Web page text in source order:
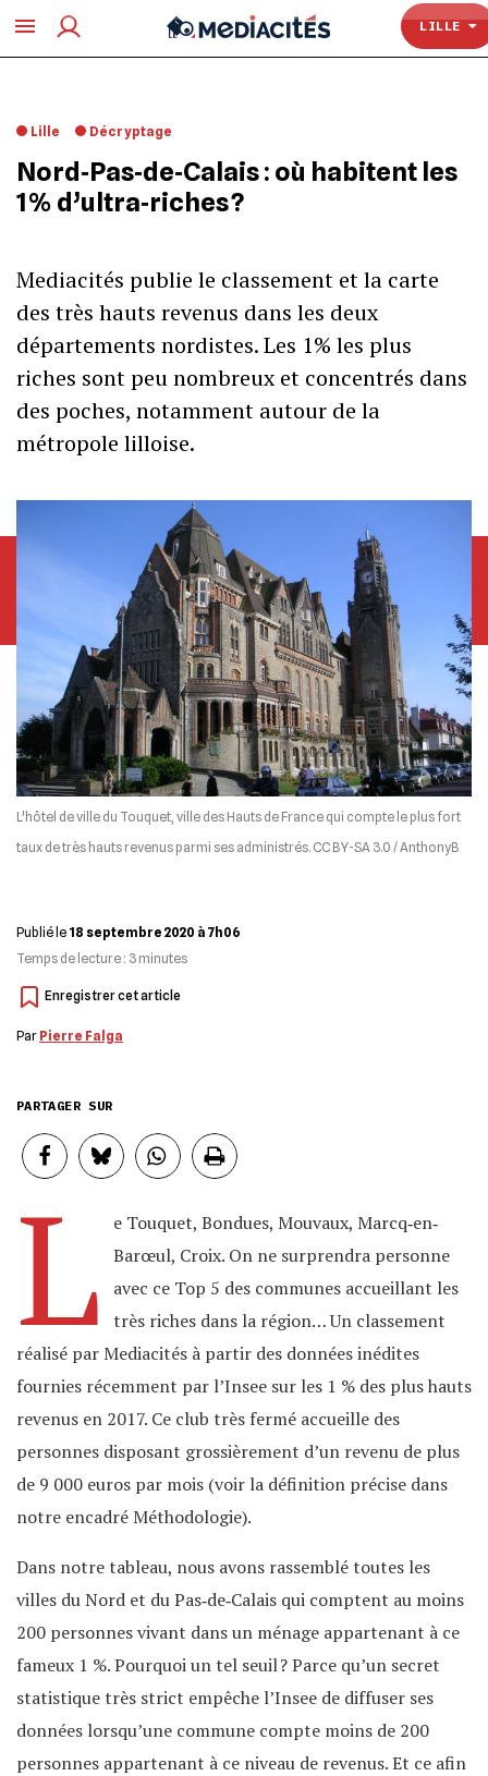
LILLE
TOULOUSE
Lille Décryptage
Nord‐Pas‐de‐Calais : où habitent les
1% d’ultra‐riches ?
Mediacités publie le classement et la carte
des très hauts revenus dans les deux
départements nordistes. Les 1% les plus
riches sont peu nombreux et concentrés dans
des poches, notamment autour de la
métropole lilloise.
L'hôtel de ville du Touquet, ville des Hauts de France qui compte le plus fort
taux de très hauts revenus parmi ses administrés. CC BY-SA 3.0 / AnthonyB
L
e Touquet, Bondues, Mouvaux, Marcq‐en‐
Barœul, Croix. On ne surprendra personne
avec ce Top 5 des communes accueillant les
très riches dans la région… Un classement
réalisé par Mediacités à partir des données inédites
fournies récemment par l’Insee sur les 1 % des plus hauts
revenus en 2017. Ce club très fermé accueille des
personnes disposant grossièrement d’un revenu de plus
de 9 000 euros par mois (voir la définition précise dans
notre encadré Méthodologie).
Dans notre tableau, nous avons rassemblé toutes les
villes du Nord et du Pas‐de‐Calais qui comptent au moins
200 personnes vivant dans un ménage appartenant à ce
fameux 1 %. Pourquoi un tel seuil ? Parce qu’un secret
statistique très strict empêche l’Insee de diffuser ses
données lorsqu’une commune compte moins de 200
personnes appartenant à ce niveau de revenus. Et ce afin
Publié le 18 septembre 2020 à 7h06
Temps de lecture : 3 minutes
Par Pierre Falga
PARTAGER SUR